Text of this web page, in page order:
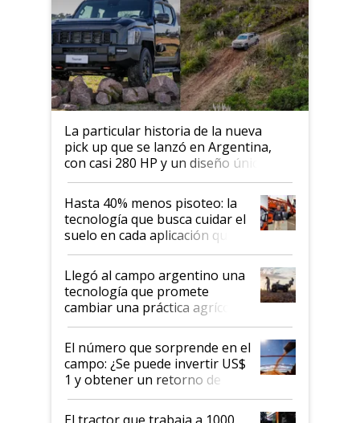
La particular historia de la nueva
pick up que se lanzó en Argentina,
con casi 280 HP y un diseño único: a
cuánto se vende
Hasta 40% menos pisoteo: la
tecnología que busca cuidar el
suelo en cada aplicación que
llevó Jacto al Congreso
Aapresid 2026
Llegó al campo argentino una
tecnología que promete
cambiar una práctica agrícola
clave: ¿Y si analizar el suelo
fuera tan simple como apretar
un botón?
El número que sorprende en el
campo: ¿Se puede invertir US$
1 y obtener un retorno de
hasta US$ 10 en agricultura?